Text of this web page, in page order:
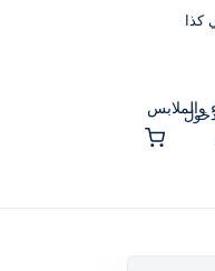
كذا
والملابس